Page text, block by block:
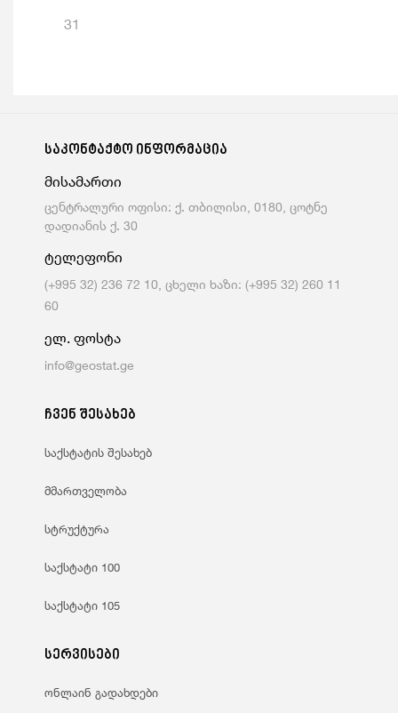
31
საკონტაქტო ინფორმაცია
მისამართი
ცენტრალური ოფისი: ქ. თბილისი, 0180, ცოტნე
დადიანის ქ. 30
ტელეფონი
(+995 32) 236 72 10, ცხელი ხაზი: (+995 32) 260 11
60
ელ. ფოსტა
info@geostat.ge
ჩვენ შესახებ
საქსტატის შესახებ
მმართველობა
სტრუქტურა
საქსტატი 100
საქსტატი 105
სერვისები
ონლაინ გადახდები